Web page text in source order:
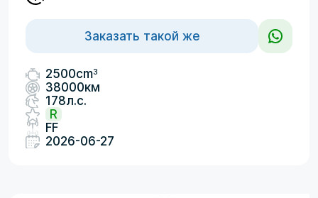
Заказать такой же
2500cm3
38000км
178л.с.
R
FF
2026-06-27